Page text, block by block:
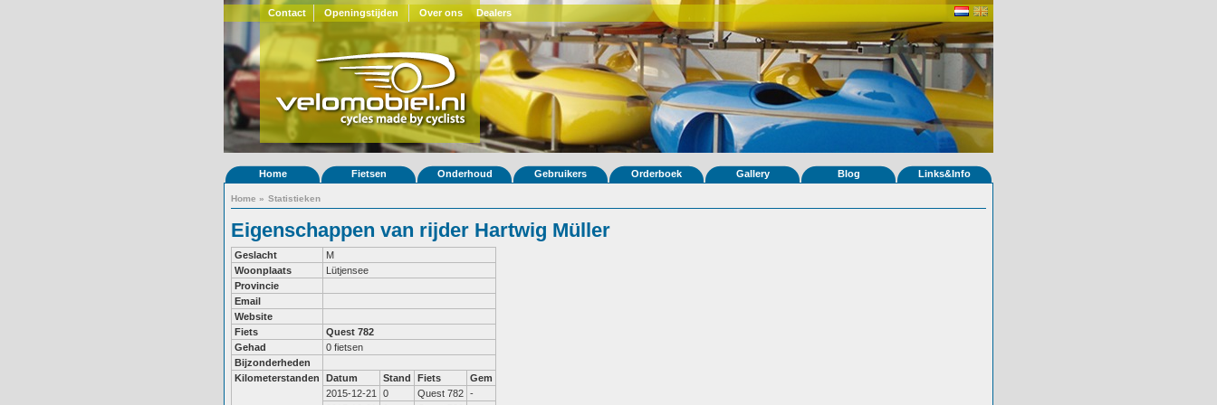
Contact Openingstijden Over ons Dealers
Home Fietsen Onderhoud Gebruikers Orderboek Gallery Blog Links&Info
Home » Statistieken
Eigenschappen van rijder Hartwig Müller
Geslacht
M
Woonplaats
Lütjensee
Provincie
Email
Website
Fiets
Quest 782
Gehad
0 fietsen
Bijzonderheden
Kilometerstanden
Datum Stand Fiets
Gem
2015-12-21
0 Quest 782 -